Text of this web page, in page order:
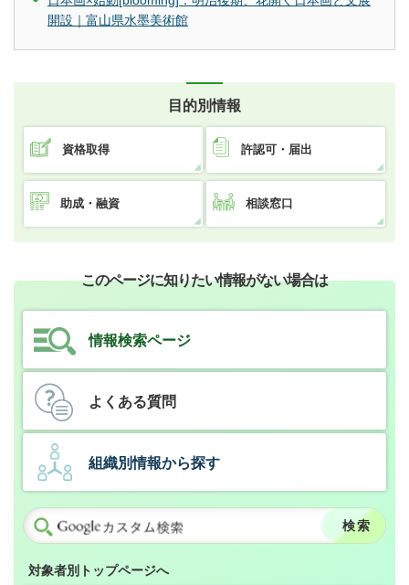
開設｜富山県水墨美術館
目的別情報
資格取得 許認可・届出
助成・融資 相談窓口
このページに知りたい情報がない場合は
情報検索ページ
よくある質問
組織別情報から探す
対象者別トップページへ